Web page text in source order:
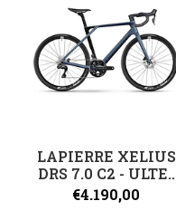
LAPIERRE XELIUS
DRS 7.0 C2 - ULTE..
€4.190,00